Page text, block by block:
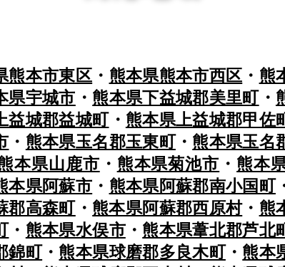
熊本市東区 ・ 熊本県熊本市西区 ・ 熊
県宇城市 ・ 熊本県下益城郡美里町・
益城郡益城町・ 熊本県上益城郡甲佐
・ 熊本県玉名郡玉東町・ 熊本県玉名
本県山鹿市 ・ 熊本県菊池市 ・ 熊本
本県阿蘇市 ・ 熊本県阿蘇郡南小国町
郡高森町・ 熊本県阿蘇郡西原村・ 熊
・ 熊本県水俣市・ 熊本県葦北郡芦北
錦町・ 熊本県球磨郡多良木町・ 熊本